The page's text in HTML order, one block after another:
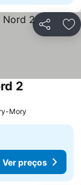
Partilhar
2
Mory
Ver preços